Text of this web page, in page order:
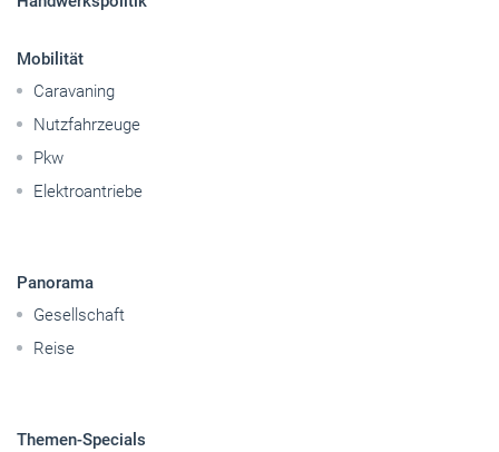
Mobilität
Caravaning
Nutzfahrzeuge
Pkw
Elektroantriebe
Panorama
Gesellschaft
Reise
Themen-Specials